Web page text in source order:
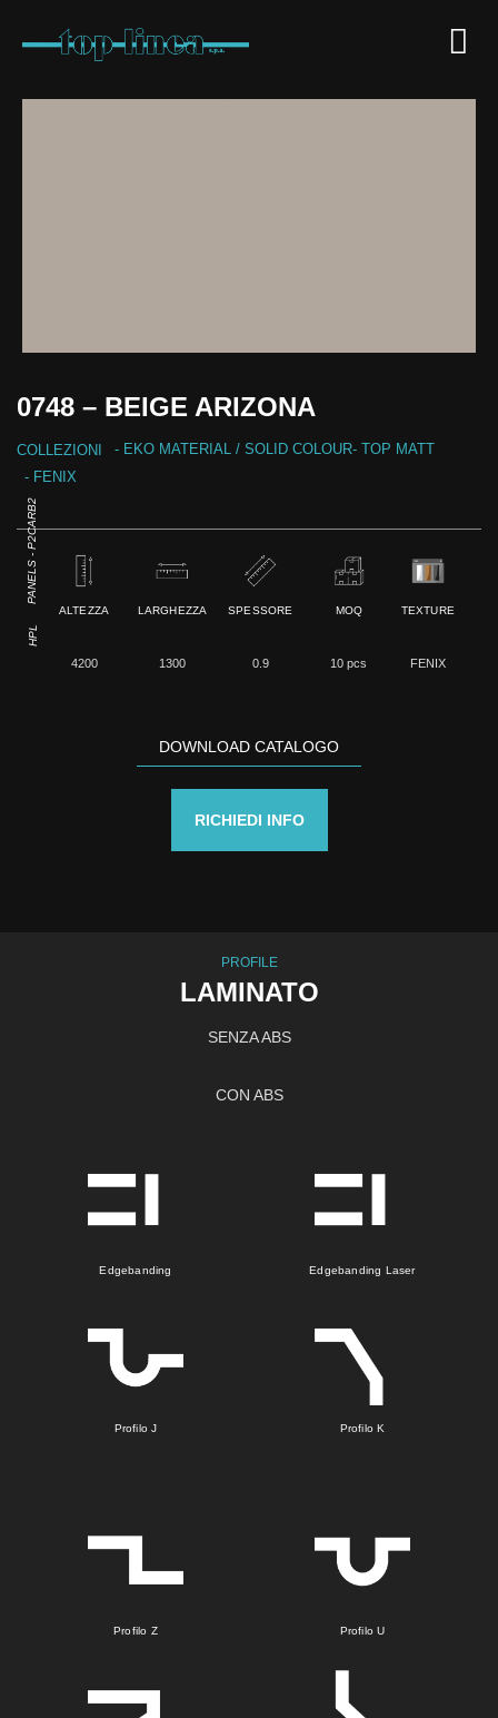
0748 – BEIGE ARIZONA
COLLEZIONI - EKO MATERIAL / SOLID COLOUR- TOP MATT
- FENIX
PANELS - P2CARB2
ALTEZZA LARGHEZZA SPESSORE MOQ TEXTURE
HPL
4200 1300 0.9 10 pcs FENIX
DOWNLOAD CATALOGO
RICHIEDI INFO
PROFILE
LAMINATO
SENZA ABS
CON ABS
Edgebanding Edgebanding Laser
Profilo J Profilo K
Profilo Z Profilo U